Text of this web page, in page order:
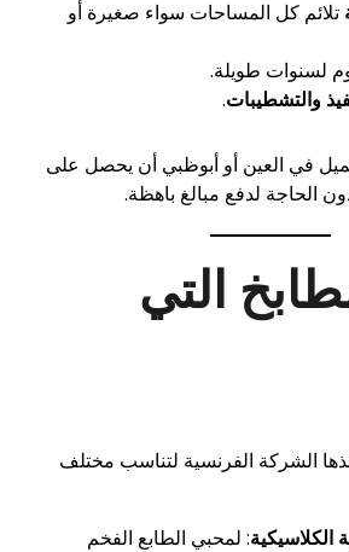
تلائم كل المساحات سواء صغيرة أو
لسنوات طويلة.
والتشطيبات.
في العين أو أبوظبي أن يحصل على
الحاجة لدفع مبالغ باهظة.
التي
الشركة الفرنسية لتناسب مختلف
الكلاسيكية: لمحبي الطابع الفخم